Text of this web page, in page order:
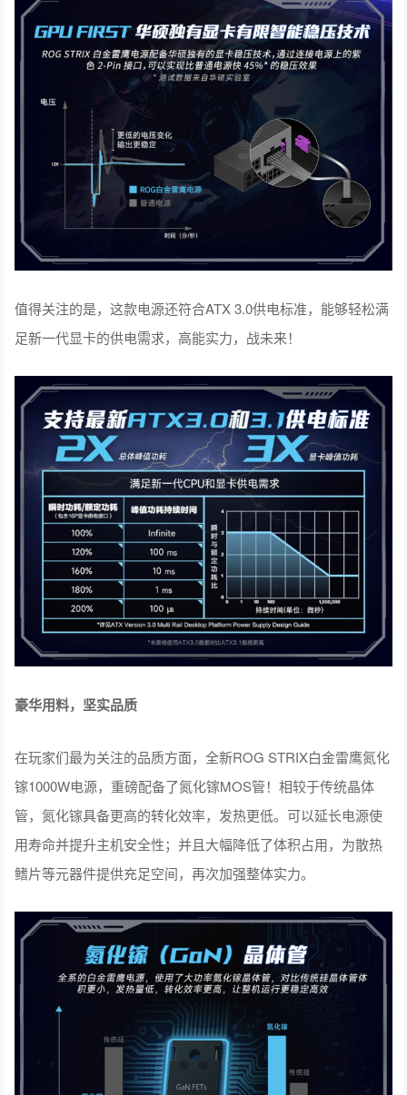
值得关注的是，这款电源还符合ATX 3.0供电标准，能够轻松满
足新一代显卡的供电需求，高能实力，战未来！
豪华用料，坚实品质
在玩家们最为关注的品质方面，全新ROG STRIX白金雷鹰氮化
镓1000W电源，重磅配备了氮化镓MOS管！相较于传统晶体
管，氮化镓具备更高的转化效率，发热更低。可以延长电源使
用寿命并提升主机安全性；并且大幅降低了体积占用，为散热
鳍片等元器件提供充足空间，再次加强整体实力。